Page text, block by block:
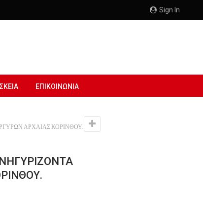
Sign In
ΕΠΙΚΟΙΝΩΝΙΑ
ΑΡΧΑΙΑΣ ΚΟΡΙΝΘΟΥ.